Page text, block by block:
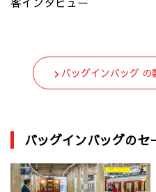
バッグインバッグ
バッグインバッグの